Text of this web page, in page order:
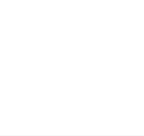
MS-09R ドズル・